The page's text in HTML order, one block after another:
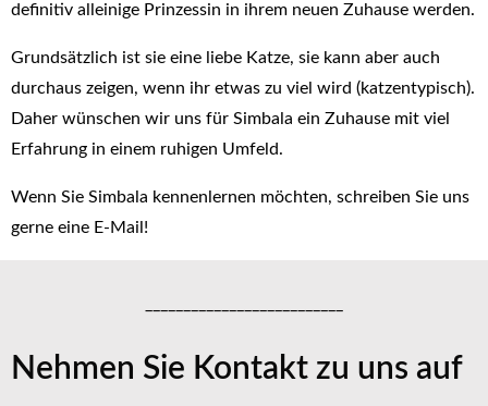
definitiv alleinige Prinzessin in ihrem neuen Zuhause werden.
Grundsätzlich ist sie eine liebe Katze, sie kann aber auch
durchaus zeigen, wenn ihr etwas zu viel wird (katzentypisch).
Daher wünschen wir uns für Simbala ein Zuhause mit viel
Erfahrung in einem ruhigen Umfeld.
Wenn Sie Simbala kennenlernen möchten, schreiben Sie uns
gerne eine E-Mail!
Nehmen Sie Kontakt zu uns auf